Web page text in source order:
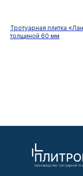
Тротуарная плитка
толщиной 60 мм